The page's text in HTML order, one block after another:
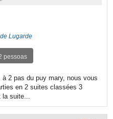
Lugarde
pessoas
2 pas du puy mary, nous vous
en 2 suites classées 3
la suite...